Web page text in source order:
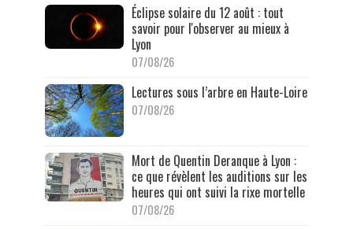
Éclipse solaire du 12 août : tout
savoir pour l'observer au mieux à
Lyon
07/08/26
Lectures sous l’arbre en Haute-Loire
07/08/26
Mort de Quentin Deranque à Lyon :
ce que révèlent les auditions sur les
heures qui ont suivi la rixe mortelle
07/08/26